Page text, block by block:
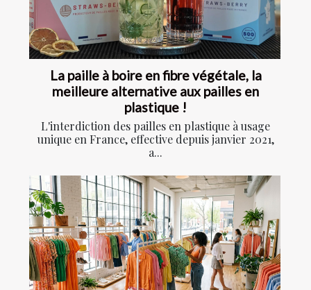
La paille à boire en fibre végétale, la
meilleure alternative aux pailles en
plastique !
L'interdiction des pailles en plastique à usage
unique en France, effective depuis janvier 2021,
a...